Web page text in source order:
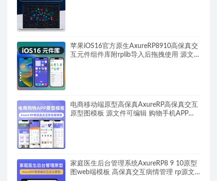
苹果iOS16官方原生AxureRP8910高保真交
互元件组件库附rplib导入后拖拽使用 源文
电商移动端原型高保真AxureRP高保真交互
原型图模板 源文件可编辑 购物手机APP移
家庭医生后台管理系统AxureRP8 9 10原型
图web端模板 高保真交互病情管理 rp源文